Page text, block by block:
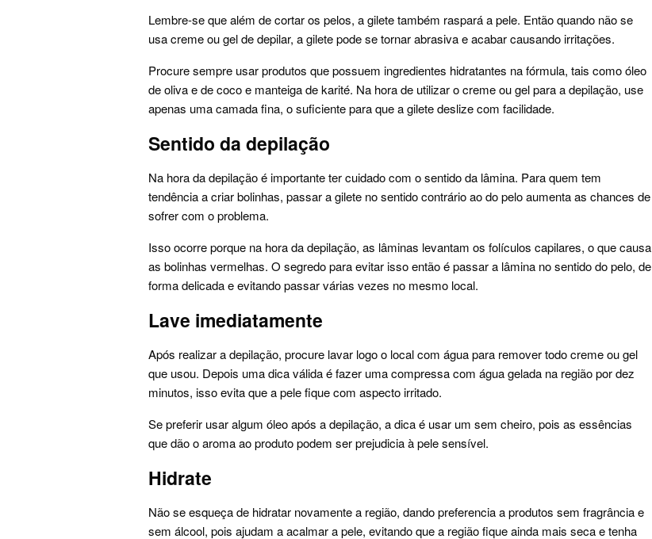
Lembre-se que além de cortar os pelos, a gilete também raspará a pele. Então quando não se
usa creme ou gel de depilar, a gilete pode se tornar abrasiva e acabar causando irritações.
Procure sempre usar produtos que possuem ingredientes hidratantes na fórmula, tais como óleo
de oliva e de coco e manteiga de karité. Na hora de utilizar o creme ou gel para a depilação, use
apenas uma camada fina, o suficiente para que a gilete deslize com facilidade.
Sentido da depilação
Na hora da depilação é importante ter cuidado com o sentido da lâmina. Para quem tem
tendência a criar bolinhas, passar a gilete no sentido contrário ao do pelo aumenta as chances de
sofrer com o problema.
Isso ocorre porque na hora da depilação, as lâminas levantam os folículos capilares, o que causa
as bolinhas vermelhas. O segredo para evitar isso então é passar a lâmina no sentido do pelo, de
forma delicada e evitando passar várias vezes no mesmo local.
Lave imediatamente
Após realizar a depilação, procure lavar logo o local com água para remover todo creme ou gel
que usou. Depois uma dica válida é fazer uma compressa com água gelada na região por dez
minutos, isso evita que a pele fique com aspecto irritado.
Se preferir usar algum óleo após a depilação, a dica é usar um sem cheiro, pois as essências
que dão o aroma ao produto podem ser prejudicia à pele sensível.
Hidrate
Não se esqueça de hidratar novamente a região, dando preferencia a produtos sem fragrância e
sem álcool, pois ajudam a acalmar a pele, evitando que a região fique ainda mais seca e tenha